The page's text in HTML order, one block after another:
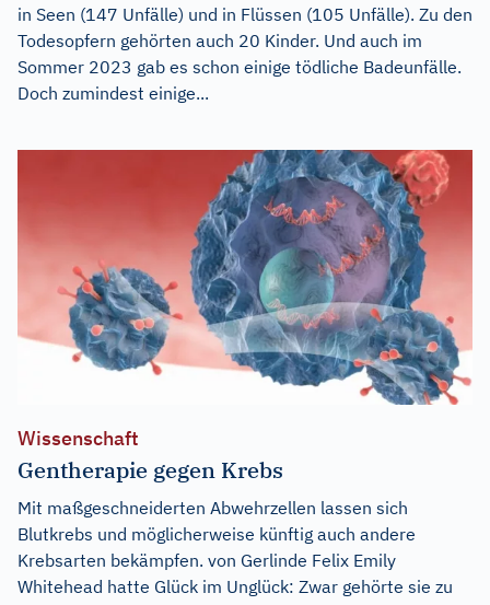
in Seen (147 Unfälle) und in Flüssen (105 Unfälle). Zu den
Todesopfern gehörten auch 20 Kinder. Und auch im
Sommer 2023 gab es schon einige tödliche Badeunfälle.
Doch zumindest einige...
Wissenschaft
Gentherapie gegen Krebs
Mit maßgeschneiderten Abwehrzellen lassen sich
Blutkrebs und möglicherweise künftig auch andere
Krebsarten bekämpfen. von Gerlinde Felix Emily
Whitehead hatte Glück im Unglück: Zwar gehörte sie zu